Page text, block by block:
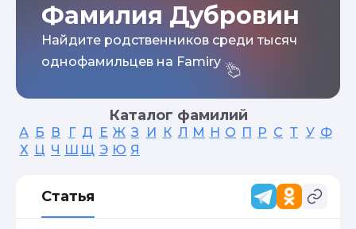
Фамилия Дубровин
Найдите родственников среди тысяч
однофамильцев на Famiry
Каталог фамилий
А Б В Г Д Е Ж З И К Л М Н О П Р С Т У Ф
Х Ц Ч Ш Щ Э Ю Я
Статья